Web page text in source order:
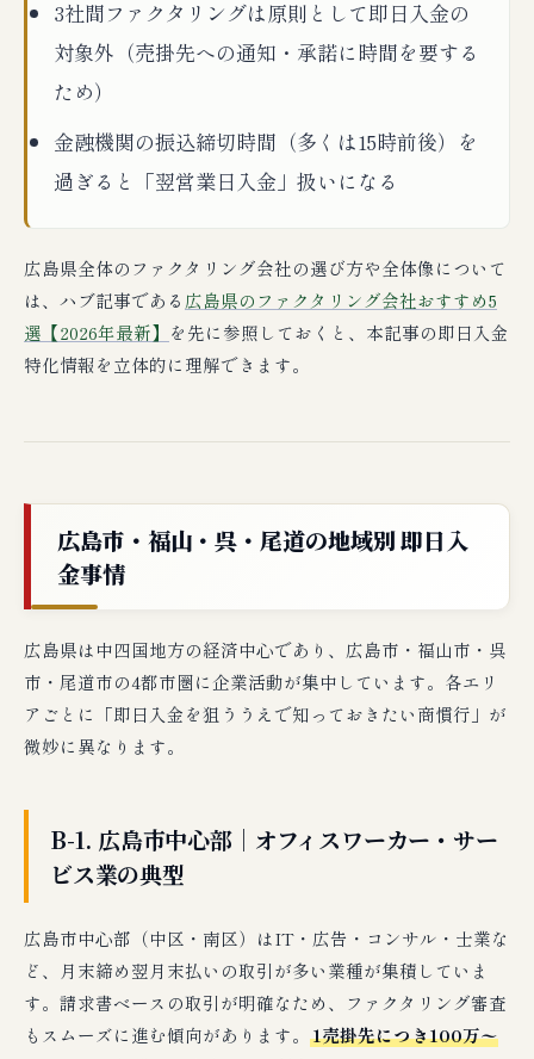
3社間ファクタリングは原則として即日入金の
対象外（売掛先への通知・承諾に時間を要する
ため）
金融機関の振込締切時間（多くは15時前後）を
過ぎると「翌営業日入金」扱いになる
広島県全体のファクタリング会社の選び方や全体像について
は、ハブ記事である 広島県のファクタリング会社おすすめ5
選【2026年最新】 を先に参照しておくと、本記事の即日入金
特化情報を立体的に理解できます。
広島市・福山・呉・尾道の地域別 即日入
金事情
広島県は中四国地方の経済中心であり、広島市・福山市・呉
市・尾道市の4都市圏に企業活動が集中しています。各エリ
アごとに「即日入金を狙ううえで知っておきたい商慣行」が
微妙に異なります。
B-1. 広島市中心部｜オフィスワーカー・サー
ビス業の典型
広島市中心部（中区・南区）はIT・広告・コンサル・士業な
ど、月末締め翌月末払いの取引が多い業種が集積していま
す。請求書ベースの取引が明確なため、ファクタリング審査
もスムーズに進む傾向があります。 1売掛先につき100万〜